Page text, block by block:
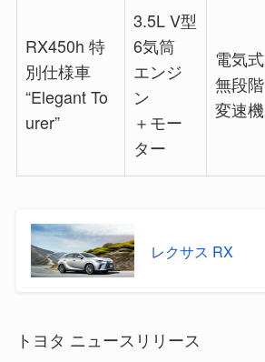
RX450h 特
別仕様車
“Elegant To
urer”
3.5L V型
6気筒
エンジ
ン
＋モー
ター
電気式
無段階
変速機
レクサス RX
トヨタ ニュースリリース